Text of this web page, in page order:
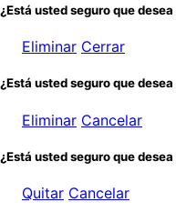
¿Está usted seguro que
Eliminar Cerrar
¿Está usted seguro que
Eliminar Cancelar
¿Está usted seguro que
Quitar Cancelar